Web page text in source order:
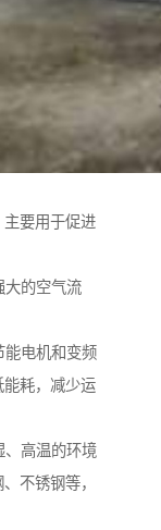
要用于促进
大的空气流
能电机和变频
耗，减少运
、高温的环境
不锈钢等，